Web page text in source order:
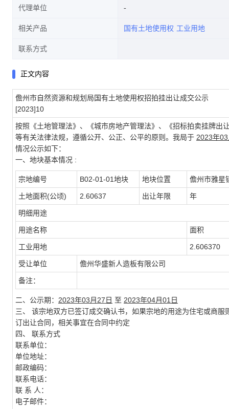
代理单位
相关产品 国有土地使用权 工业用地
联系方式
正文内容
儋州市自然资源和规划局国有土地使用权招拍挂出让成交公示
[2023]10
按照《土地管理法》、《城市房地产管理法》、《招标拍卖挂牌
等有关法律法规，遵循公开、公正、公平的原则。我局于 2023年
情况公示如下：
一、地块基本情况 :
宗地编号 B02-01-01地块 地块位置 儋州市雅星
土地面积(公顷) 2.60637 出让年限 年
明细用途
用途名称 面积
工业用地 2.606370
受让单位 儋州华盛新人造板有限公司
备注：
二、公示期： 2023年03月27日 至 2023年04月01日
三、 该宗地双方已签订成交确认书，如果宗地的用途为住宅或商
订出让合同，相关事宜在合同中约定
四、 联系方式
联系单位：
单位地址：
邮政编码：
联系电话：
联 系 人：
电子邮件：